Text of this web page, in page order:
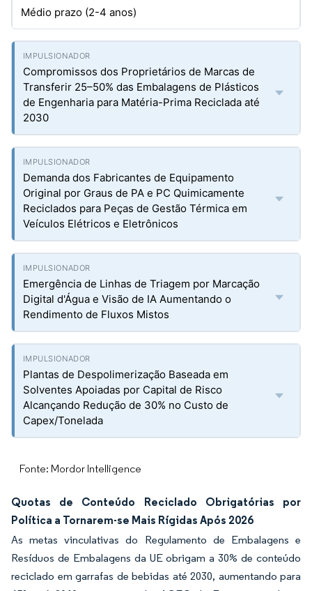
Médio prazo (2-4 anos)
Compromissos dos Proprietários de Marcas de
Transferir 25–50% das Embalagens de Plásticos
de Engenharia para Matéria-Prima Reciclada até
2030
Demanda dos Fabricantes de Equipamento
Original por Graus de PA e PC Quimicamente
Reciclados para Peças de Gestão Térmica em
Veículos Elétricos e Eletrônicos
Emergência de Linhas de Triagem por Marcação
Digital d'Água e Visão de IA Aumentando o
Rendimento de Fluxos Mistos
Plantas de Despolimerização Baseada em
Solventes Apoiadas por Capital de Risco
Alcançando Redução de 30% no Custo de
Capex/Tonelada
Fonte: Mordor Intelligence
Quotas de Conteúdo Reciclado Obrigatórias por
Política a Tornarem-se Mais Rígidas Após 2026
As metas vinculativas do Regulamento de Embalagens e
Resíduos de Embalagens da UE obrigam a 30% de conteúdo
reciclado em garrafas de bebidas até 2030, aumentando para